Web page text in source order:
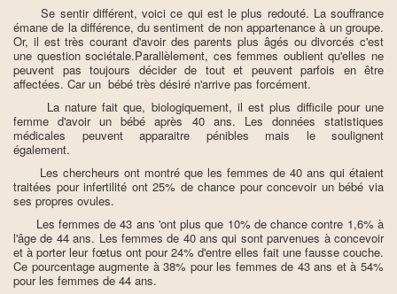
Se sentir différent, voici ce qui est le plus redouté. La souffrance
émane de la différence, du sentiment de non appartenance à un groupe.
Or, il est très courant d'avoir des parents plus âgés ou divorcés c'est
une question sociétale.Parallèlement, ces femmes oublient qu'elles ne
peuvent pas toujours décider de tout et peuvent parfois en être
affectées. Car un bébé très désiré n'arrive pas forcément.
La nature fait que, biologiquement, il est plus difficile pour une
femme d'avoir un bébé après 40 ans. Les données statistiques
médicales peuvent apparaitre pénibles mais le soulignent
également.
Les chercheurs ont montré que les femmes de 40 ans qui étaient
traitées pour infertilité ont 25% de chance pour concevoir un bébé via
ses propres ovules.
Les femmes de 43 ans 'ont plus que 10% de chance contre 1,6% à
l'âge de 44 ans. Les femmes de 40 ans qui sont parvenues à concevoir
et à porter leur fœtus ont pour 24% d'entre elles fait une fausse couche.
Ce pourcentage augmente à 38% pour les femmes de 43 ans et à 54%
pour les femmes de 44 ans.